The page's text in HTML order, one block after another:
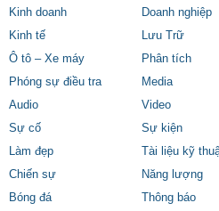
Kinh doanh
Doanh nghiệp
Kinh tế
Lưu Trữ
Ô tô – Xe máy
Phân tích
Phóng sự điều tra
Media
Audio
Video
Sự cố
Sự kiện
Làm đẹp
Tài liệu kỹ
Chiến sự
Năng lượng
Bóng đá
Thông báo